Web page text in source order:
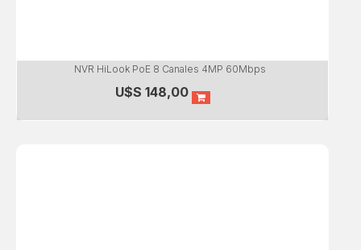
NVR HiLook PoE 8 Canales 4MP 60Mbps
U$S148,00